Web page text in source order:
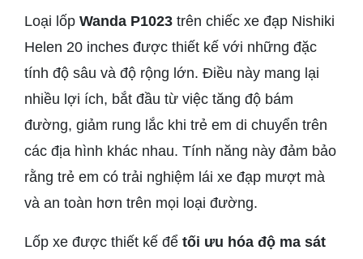
Loại lốp Wanda P1023 trên chiếc xe đạp Nishiki
Helen 20 inches được thiết kế với những đặc
tính độ sâu và độ rộng lớn. Điều này mang lại
nhiều lợi ích, bắt đầu từ việc tăng độ bám
đường, giảm rung lắc khi trẻ em di chuyển trên
các địa hình khác nhau. Tính năng này đảm bảo
rằng trẻ em có trải nghiệm lái xe đạp mượt mà
và an toàn hơn trên mọi loại đường.
Lốp xe được thiết kế để tối ưu hóa độ ma sát